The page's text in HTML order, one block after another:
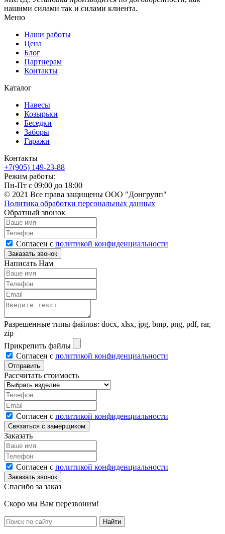
нашими силами так и силами клиента.
Меню
Наши работы
Цена
Блог
Партнерам
Контакты
Каталог
Навесы
Козырьки
Беседки
Заборы
Гаражи
Контакты
+7(905) 149-23-88
Режим работы:
Пн-Пт с 09:00 до 18:00
© 2021 Все права защищены ООО "Донгрупп"
Политика обработки персональных данных
Обратный звонок
Согласен с политикой конфиденциальности
Написать Нам
Разрешенные типы файлов: docx, xlsx, jpg, bmp, png, pdf, rar,
zip
Прикрепить файлы
Согласен с политикой конфиденциальности
Рассчитать стоимость
Согласен с политикой конфиденциальности
Заказать
Согласен с политикой конфиденциальности
Спасибо за заказ
Скоро мы Вам перезвоним!